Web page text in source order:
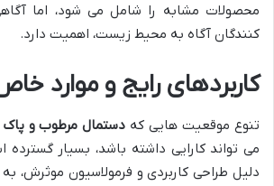
محصولات مشابه را شامل می شود، اما
کنندگان آگاه به محیط زیست، اهمیت دارد.
کاربردهای رایج و موارد
تنوع موقعیت هایی که دستمال مرطوب و
می تواند کارایی داشته باشد، بسیار
دلیل طراحی کاربردی و فرمولاسیون موثرش،